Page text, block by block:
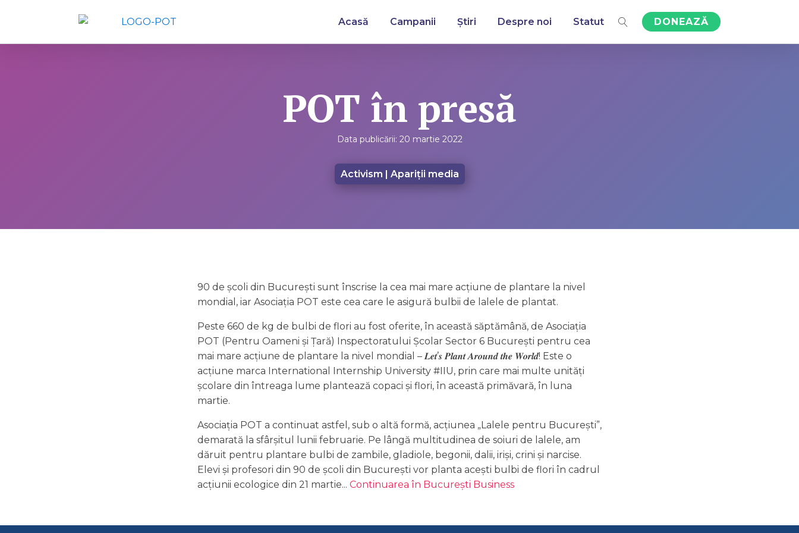
Acasă Campanii Știri Despre noi Statut DONEAZĂ
POT în presă
Data publicării: 20 martie 2022
Activism | Apariții media
90 de școli din București sunt înscrise la cea mai mare acțiune de plantare la nivel
mondial, iar Asociația POT este cea care le asigură bulbii de lalele de plantat.
Peste 660 de kg de bulbi de flori au fost oferite, în această săptămână, de Asociația
POT (Pentru Oameni și Țară) Inspectoratului Școlar Sector 6 București pentru cea
mai mare acțiune de plantare la nivel mondial – 𝑳𝒆𝒕’𝒔 𝑷𝒍𝒂𝒏𝒕 𝑨𝒓𝒐𝒖𝒏𝒅 𝒕𝒉𝒆 𝑾𝒐𝒓𝒍𝒅! Este o
acțiune marca International Internship University #IIU, prin care mai multe unități
școlare din întreaga lume plantează copaci și flori, în această primăvară, în luna
martie.
Asociația POT a continuat astfel, sub o altă formă, acțiunea „Lalele pentru București”,
demarată la sfârșitul lunii februarie. Pe lângă multitudinea de soiuri de lalele, am
dăruit pentru plantare bulbi de zambile, gladiole, begonii, dalii, iriși, crini și narcise.
Elevi și profesori din 90 de școli din București vor planta acești bulbi de flori în cadrul
acțiunii ecologice din 21 martie... Continuarea în București Business